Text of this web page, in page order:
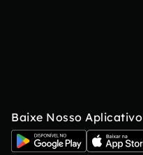
Baixe Nosso Aplicativo